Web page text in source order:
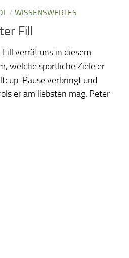
/ WISSENSWERTES
Fill
verrät uns in diesem
welche sportliche Ziele er
Pause verbringt und
er am liebsten mag. Peter